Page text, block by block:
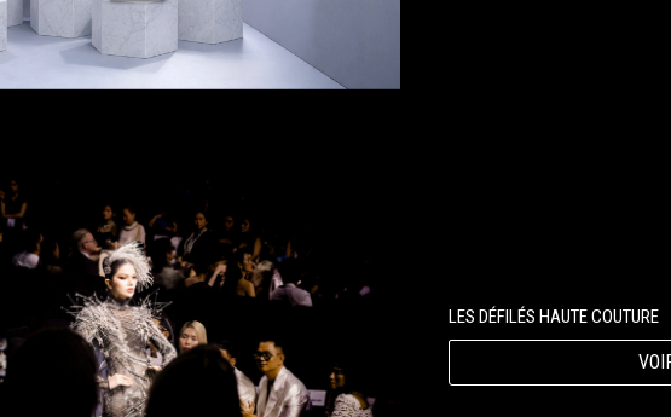
LES DÉFILÉS HAUTE COUTURE